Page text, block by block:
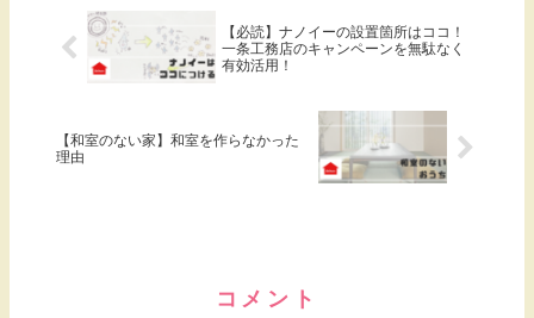
【必読】ナノイーの設置箇所はココ！
一条工務店のキャンペーンを無駄なく
有効活用！
【和室のない家】和室を作らなかった
理由
コメント